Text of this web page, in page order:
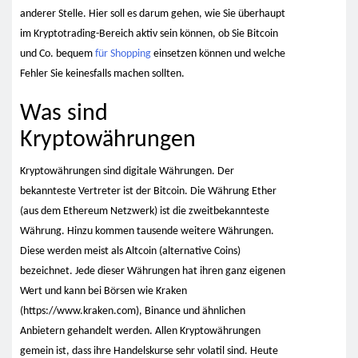
anderer Stelle. Hier soll es darum gehen, wie Sie überhaupt
im Kryptotrading-Bereich aktiv sein können, ob Sie Bitcoin
und Co. bequem für Shopping einsetzen können und welche
Fehler Sie keinesfalls machen sollten.
Was sind
Kryptowährungen
Kryptowährungen sind digitale Währungen. Der
bekannteste Vertreter ist der Bitcoin. Die Währung Ether
(aus dem Ethereum Netzwerk) ist die zweitbekannteste
Währung. Hinzu kommen tausende weitere Währungen.
Diese werden meist als Altcoin (alternative Coins)
bezeichnet. Jede dieser Währungen hat ihren ganz eigenen
Wert und kann bei Börsen wie Kraken
(https://www.kraken.com), Binance und ähnlichen
Anbietern gehandelt werden. Allen Kryptowährungen
gemein ist, dass ihre Handelskurse sehr volatil sind. Heute